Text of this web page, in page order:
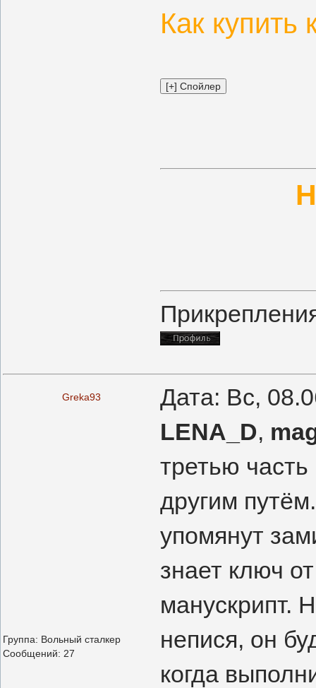
Как купить
Greka93 Дата: Вс,
Группа: Вольный сталкер
Сообщений: 27
LENA_D,
третью
другим
упомянут
знает ключ
манускрипт.
непися, он
когда